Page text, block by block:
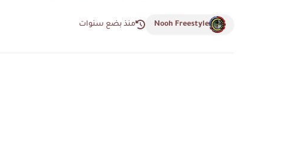
Nooh Freestyle منذ بضع سنوات